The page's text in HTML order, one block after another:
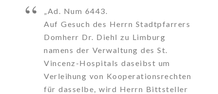
„Ad. Num 6443.
Auf Gesuch des Herrn Stadtpfarrers
Domherr Dr. Diehl zu Limburg
namens der Verwaltung des St.
Vincenz-Hospitals daseibst um
Verleihung von Kooperationsrechten
für dasselbe, wird Herrn Bittsteller